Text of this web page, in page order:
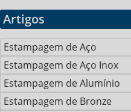
Artigos
Estampagem de Aço
Estampagem de Aço Inox
Estampagem de Alumínio
Estampagem de Bronze